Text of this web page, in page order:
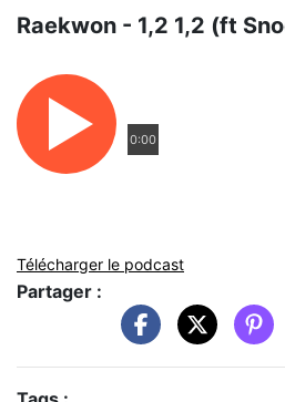
Raekwon - 1,2 1,2 (ft
0:00
Télécharger le podcast
Partager :